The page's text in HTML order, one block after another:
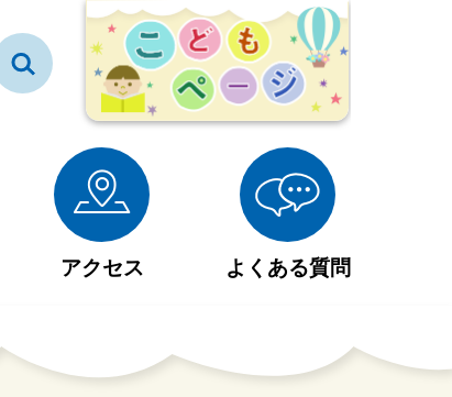
貸出券の登録について
ップ
ん
ンターンシップ
アクセス よくある質問